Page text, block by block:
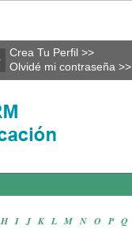
Crea Tu Perfil >>
Olvidé mi contraseña >>
H·I ·J K· L ·M ·N O P· Q